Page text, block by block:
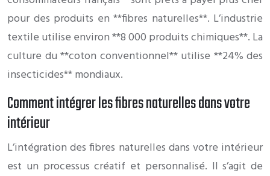
pour des produits en **fibres naturelles**. L’industrie
textile utilise environ **8 000 produits chimiques**. La
culture du **coton conventionnel** utilise **24% des
insecticides** mondiaux.
Comment intégrer les fibres naturelles dans votre
intérieur
L’intégration des fibres naturelles dans votre intérieur
est un processus créatif et personnalisé. Il s’agit de